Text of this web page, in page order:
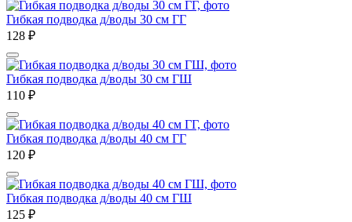
Гибкая подводка д/воды 30 см ГГ
128 ₽
Гибкая подводка д/воды 30 см ГШ
110 ₽
Гибкая подводка д/воды 40 см ГГ
120 ₽
Гибкая подводка д/воды 40 см ГШ
125 ₽